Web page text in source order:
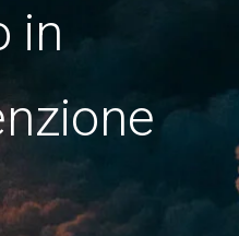
in